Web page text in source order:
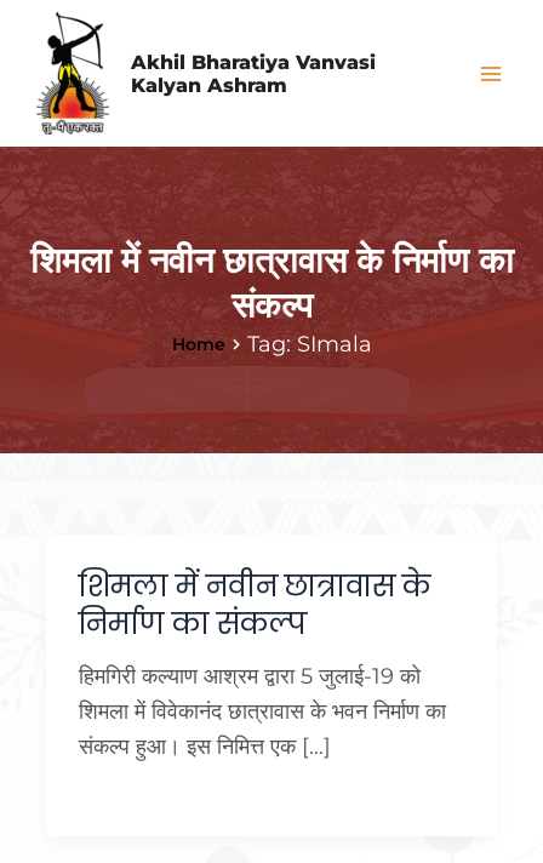
content
Akhil Bharatiya Vanvasi
Kalyan Ashram
शिमला में नवीन छात्रावास के निर्माण का
संकल्प
Home Tag: SImala
शिमला में नवीन छात्रावास के
निर्माण का संकल्प
हिमगिरी कल्याण आश्रम द्वारा 5 जुलाई-19 को
शिमला में विवेकानंद छात्रावास के भवन निर्माण का
संकल्प हुआ। इस निमित्त एक […]